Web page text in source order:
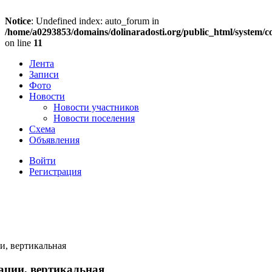
Notice: Undefined index: auto_forum in
/home/a0293853/domains/dolinaradosti.org/public_html/
on line 11
Лента
Записи
Фото
Новости
Новости участников
Новости поселения
Схема
Объявления
Войти
Регистрация
вертикальная
вертикальная